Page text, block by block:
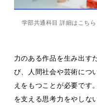
学部共通科目 詳細はこちら
力のある作品を生み出す
び、人間社会や芸術につ
えをもつことが必要です
を支える思考力をやしな